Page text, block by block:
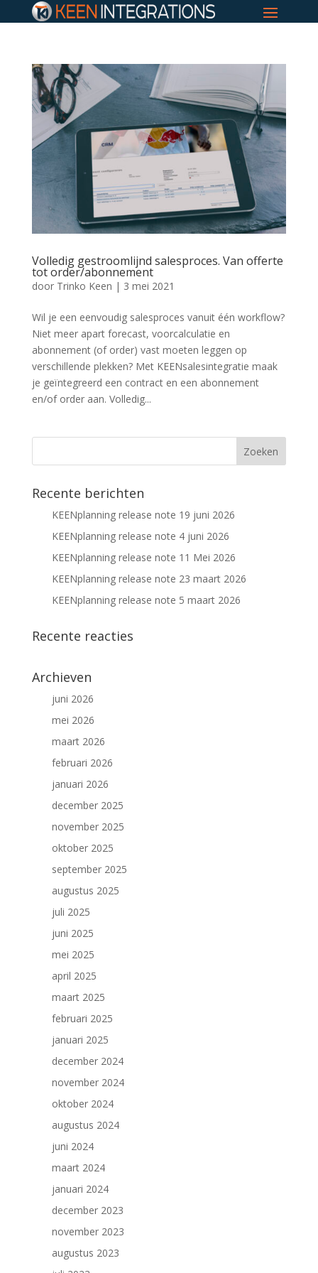
Volledig gestroomlijnd salesproces. Van offerte
tot order/abonnement
door Trinko Keen | 3 mei 2021
Wil je een eenvoudig salesproces vanuit één workflow?
Niet meer apart forecast, voorcalculatie en
abonnement (of order) vast moeten leggen op
verschillende plekken? Met KEENsalesintegratie maak
je geïntegreerd een contract en een abonnement
en/of order aan. Volledig...
Recente berichten
KEENplanning release note 19 juni 2026
KEENplanning release note 4 juni 2026
KEENplanning release note 11 Mei 2026
KEENplanning release note 23 maart 2026
KEENplanning release note 5 maart 2026
Recente reacties
Archieven
juni 2026
mei 2026
maart 2026
februari 2026
januari 2026
december 2025
november 2025
oktober 2025
september 2025
augustus 2025
juli 2025
juni 2025
mei 2025
april 2025
maart 2025
februari 2025
januari 2025
december 2024
november 2024
oktober 2024
augustus 2024
juni 2024
maart 2024
januari 2024
december 2023
november 2023
augustus 2023